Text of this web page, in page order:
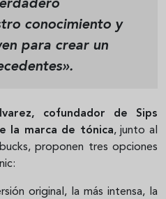
conocimiento y
para crear un
cofundador de Sips
la marca de tónica, junto al
proponen tres opciones
original, la más intensa, la